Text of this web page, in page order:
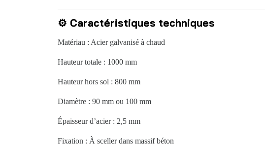
⚙️ Caractéristiques techniques
Matériau : Acier galvanisé à chaud
Hauteur totale : 1000 mm
Hauteur hors sol : 800 mm
Diamètre : 90 mm ou 100 mm
Épaisseur d’acier : 2,5 mm
Fixation : À sceller dans massif béton